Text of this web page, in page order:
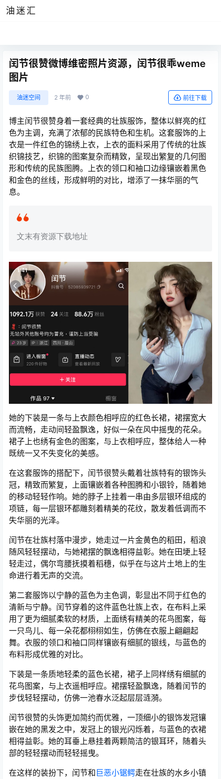
油迷汇
闰节很赞微博维密照片资源，闰节很乖weme
图片
油迷空间 2 年前 0 前往下载
博主闰节很赞身着一套经典的壮族服饰，整体以鲜亮的红
色为主调，充满了浓郁的民族特色和生机。这套服饰的上
衣是一件红色的锦绣上衣，上衣的面料采用了传统的壮族
织锦技艺，织锦的图案复杂而精致，呈现出繁复的几何图
形和传统的民族图腾。上衣的领口和袖口边缘镶嵌着黑色
和金色的丝线，形成鲜明的对比，增添了一抹华丽的气
息。
文末有资源下载地址
她的下装是一条与上衣颜色相呼应的红色长裙，裙摆宽大
而流畅，走动间轻盈飘逸，好似一朵在风中摇曳的花朵。
裙子上也绣有金色的图案，与上衣相呼应，整体给人一种
既统一又不失变化的美感。
在这套服饰的搭配下，闰节很赞头戴着壮族特有的银饰头
冠，精致而繁复，上面镶嵌着各种图腾和小银铃，随着她
的移动轻轻作响。她的脖子上挂着一串由多层银环组成的
项链，每一层银环都雕刻着精美的花纹，散发着低调而不
失华丽的光泽。
闰节在壮族村落中漫步，她走过一片金黄色的稻田，稻浪
随风轻轻摆动，与她裙摆的飘逸相得益彰。她在田埂上轻
轻走过，偶尔弯腰抚摸着稻穗，似乎在与这片土地上的生
命进行着无声的交流。
第二套服饰以宁静的蓝色为主色调，彰显出不同于红色的
清新与宁静。闰节穿着的这件蓝色壮族上衣，在布料上采
用了更为细腻柔软的材质，上面绣有精美的花鸟图案，每
一只鸟儿、每一朵花都栩栩如生，仿佛在衣服上翩翩起
舞。衣服的领口和袖口同样镶嵌有细腻的银线，与蓝色的
布料形成优雅的对比。
下装是一条质地轻柔的蓝色长裙，裙子上同样绣有细腻的
花鸟图案，与上衣遥相呼应。裙摆轻盈飘逸，随着闰节的
步伐轻轻摆动，仿佛一池春水泛起层层涟漪。
闰节很赞的头饰更加简约而优雅，一顶细小的银饰发冠镶
嵌在她的黑发之中，发冠上的银光闪烁着，与蓝色的衣裙
相得益彰。她的耳垂上悬挂着两颗简洁的银耳环，随着头
部的轻轻摆动而轻轻摇曳。
在这样的装扮下，闰节和 巨恶小锯鳄走在壮族的水乡小镇